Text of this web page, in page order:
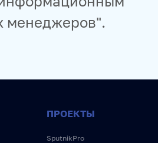
менеджеров".
ПРОЕКТЫ
SputnikPro